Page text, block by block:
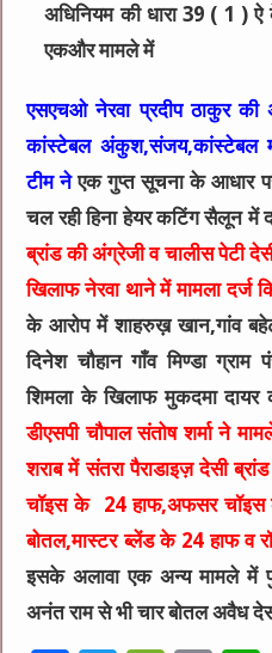
अधिनियम की धारा 39 ( 1 ) ऐ
एकऔर मामले में
एसएचओ नेरवा प्रदीप ठाकुर की
कांस्टेबल अंकुश,संजय,कांस्टेबल
टीम नेएक गुप्त सूचना के आधार पर
चल रही हिना हेयर कटिंग सैलून में
ब्रांड की अंग्रेजी व चालीस पेटी
खिलाफ नेरवा थाने में मामला दर्ज
के आरोप में शाहरुख़ खान,गांव
दिनेश चौहान गाँव मिण्डा ग्राम
शिमला के खिलाफ मुकदमा
डीएसपी चौपाल संतोष शर्मा ने
शराब में संतरा पैराडाइज़ देसी
चॉइस के 24 हाफ,अफसर चॉइस
बोतल,मास्टर ब्लेंड के 24 हाफ व
इसके अलावा एक अन्य मामले में
अनंत राम से भी चार बोतल अवैध